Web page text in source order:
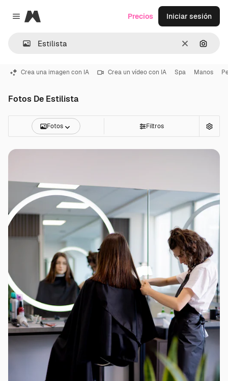
Close menu
Magnific
Borrar
Precios Iniciar sesión
Crea una imagen con IA Crea un vídeo con IA Spa Manos
Fotos De Estilista
Fotos Filtros